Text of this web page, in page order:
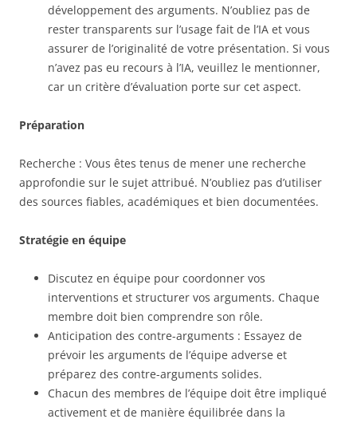
développement des arguments. N’oubliez pas de
rester transparents sur l’usage fait de l’IA et vous
assurer de l’originalité de votre présentation. Si vous
n’avez pas eu recours à l’IA, veuillez le mentionner,
car un critère d’évaluation porte sur cet aspect.
Préparation
Recherche : Vous êtes tenus de mener une recherche
approfondie sur le sujet attribué. N’oubliez pas d’utiliser
des sources fiables, académiques et bien documentées.
Stratégie en équipe
Discutez en équipe pour coordonner vos
interventions et structurer vos arguments. Chaque
membre doit bien comprendre son rôle.
Anticipation des contre-arguments : Essayez de
prévoir les arguments de l’équipe adverse et
préparez des contre-arguments solides.
Chacun des membres de l’équipe doit être impliqué
activement et de manière équilibrée dans la